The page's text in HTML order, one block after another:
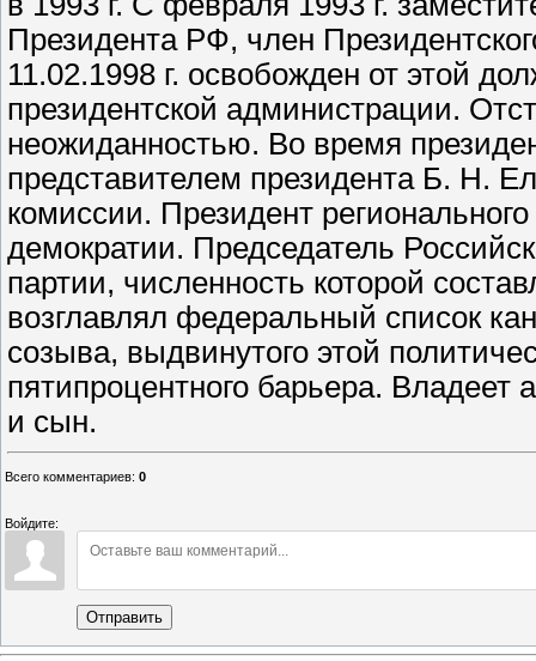
Президента РФ, член
11.02.1998 г. освобожден от этой
президентской администрации.
неожиданностью. Во время
представителем президента Б. Н.
комиссии. Президент
демократии. Председатель
партии, численность которой
возглавлял федеральный список
созыва, выдвинутого этой
пятипроцентного барьера.
и сын.
Всего комментариев: 0
Войдите:
Отправить